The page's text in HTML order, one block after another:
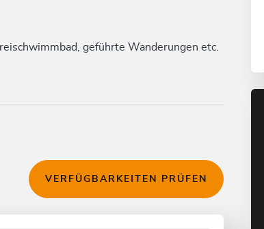
geführte Wanderungen etc.
VERFÜGBARKEITEN PRÜFEN